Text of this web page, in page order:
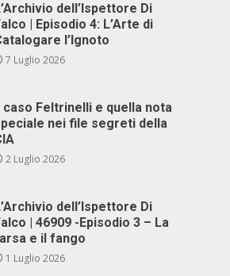
dell’Ispettore Di
| Episodio 4: L’Arte di
l’Ignoto
7 Luglio 2026
caso Feltrinelli e quella nota
nei file segreti della
2 Luglio 2026
dell’Ispettore Di
| 46909 -Episodio 3 – La
e il fango
1 Luglio 2026